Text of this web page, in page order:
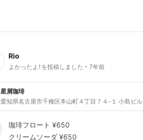
Rio
よかったよ！を投稿しました 7年前
星屑珈琲
愛知県名古屋市千種区本山町４丁目７４-１ 小島ビル
珈琲フロート ¥650
クリームソーダ ¥650